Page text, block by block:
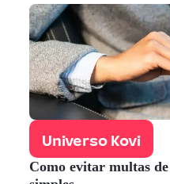
Universo Kovi
Como evitar multas